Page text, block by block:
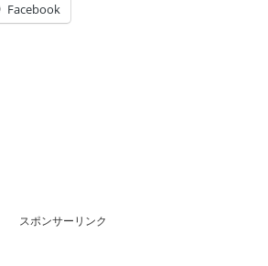
Facebook
スポンサーリンク